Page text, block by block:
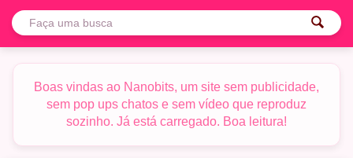
Boas vindas ao Nanobits, um site sem publicidade,
sem pop ups chatos e sem vídeo que reproduz
sozinho. Já está carregado. Boa leitura!